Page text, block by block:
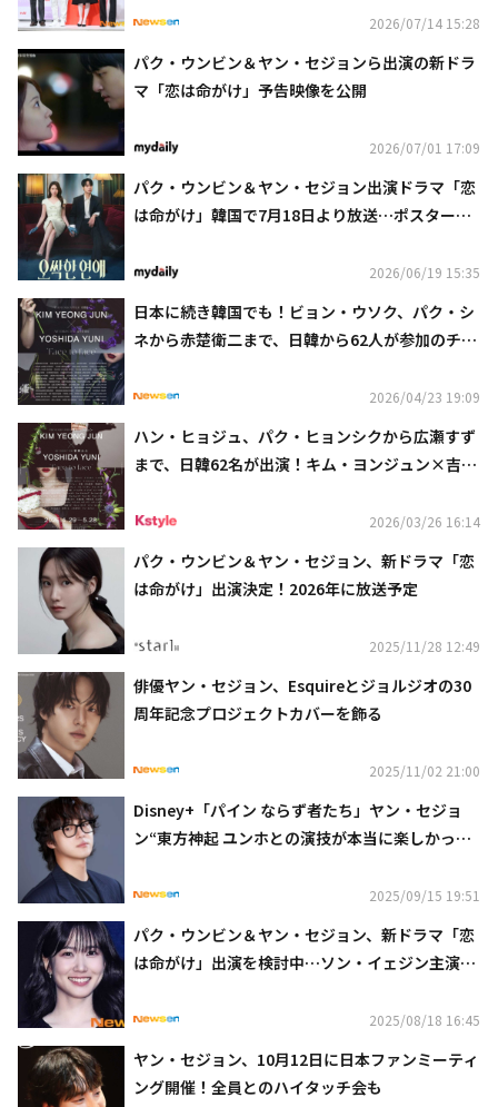
2026/07/14 15:28
パク・ウンビン＆ヤン・セジョンら出演の新ドラ
マ「恋は命がけ」予告映像を公開
2026/07/01 17:09
パク・ウンビン＆ヤン・セジョン出演ドラマ「恋
は命がけ」韓国で7月18日より放送…ポスター公
2026/06/19 15:35
日本に続き韓国でも！ビョン・ウソク、パク・シ
ネから赤楚衛二まで、日韓から62人が参加のチャ
2026/04/23 19:09
ハン・ヒョジュ、パク・ヒョンシクから広瀬すず
まで、日韓62名が出演！キム・ヨンジュン×吉田
2026/03/26 16:14
パク・ウンビン＆ヤン・セジョン、新ドラマ「恋
は命がけ」出演決定！2026年に放送予定
2025/11/28 12:49
俳優ヤン・セジョン、Esquireとジョルジオの30
周年記念プロジェクトカバーを飾る
2025/11/02 21:00
Disney+「パイン ならず者たち」ヤン・セジョ
ン“東方神起 ユンホとの演技が本当に楽しかっ
2025/09/15 19:51
パク・ウンビン＆ヤン・セジョン、新ドラマ「恋
は命がけ」出演を検討中…ソン・イェジン主演の
2025/08/18 16:45
ヤン・セジョン、10月12日に日本ファンミーティ
ング開催！全員とのハイタッチ会も